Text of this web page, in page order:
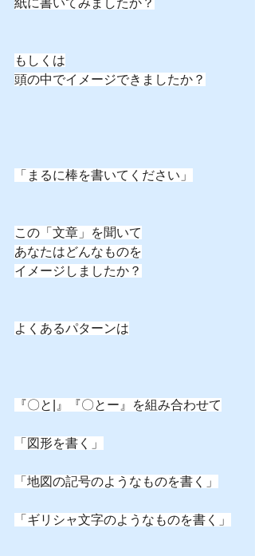
紙に書いてみましたか？
もしくは
頭の中でイメージできましたか？
「まるに棒を書いてください」
この「文章」を聞いて
あなたはどんなものを
イメージしましたか？
よくあるパターンは
『〇と|』『〇とー』を組み合わせて
「図形を書く」
「地図の記号のようなものを書く」
「ギリシャ文字のようなものを書く」